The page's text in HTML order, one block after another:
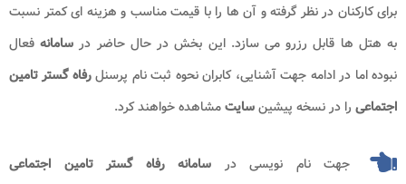
برای کارکنان در نظر گرفته و آن ها را با قیمت مناسب و هزینه ای کمتر نسبت
به هتل ها قابل رزرو می سازد. این بخش در حال حاضر در سامانه فعال
نبوده اما در ادامه جهت آشنایی، کابران نحوه ثبت نام پرسنلرفاه گستر تامین
اجتماعی را در نسخه پیشینسایتمشاهده خواهند کرد.
جهت نام نویسی در سامانه رفاه گستر تامین اجتماعی